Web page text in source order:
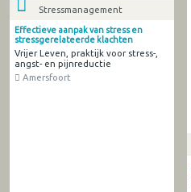
Stressmanagement
Effectieve aanpak van stress en
stressgerelateerde klachten
Vrijer Leven, praktijk voor stress-,
angst- en pijnreductie
Amersfoort